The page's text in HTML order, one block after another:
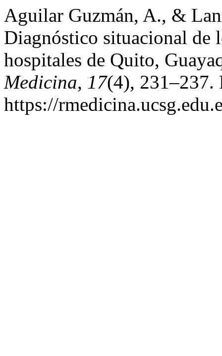
Aguilar Guzmán, A., &
Diagnóstico situacional de
hospitales de Quito,
Medicina, 17(4), 231–237.
https://